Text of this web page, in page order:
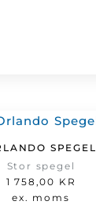
SPEGEL
Stor spegel
1 758,00 KR
ex. moms